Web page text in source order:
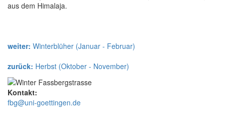
aus dem Himalaja.
weiter: Winterblüher (Januar - Februar)
zurück: Herbst (Oktober - November)
Kontakt:
fbg@uni-goettingen.de